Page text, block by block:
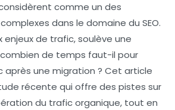
comme un des
dans le domaine du SEO.
enjeux de trafic, soulève une
de temps faut-il pour
après une migration ? Cet article
récente qui offre des pistes sur
du trafic organique, tout en